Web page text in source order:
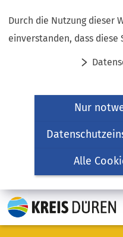
Durch die Nutzung dieser
einverstanden, dass diese
Nur
Alle
Inhalt anspringen